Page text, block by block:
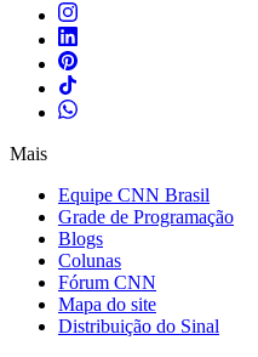
Mais
Equipe CNN Brasil
Grade de Programação
Blogs
Colunas
Fórum CNN
Mapa do site
Distribuição do Sinal